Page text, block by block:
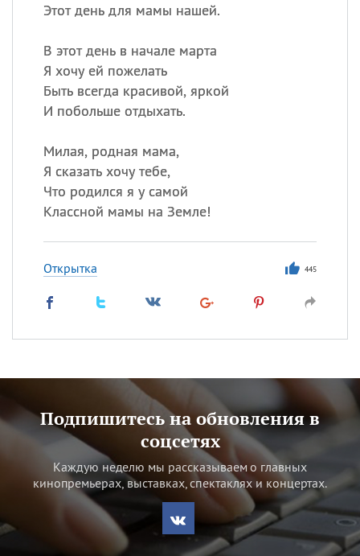
Этот день для мамы нашей.
В этот день в начале марта
Я хочу ей пожелать
Быть всегда красивой, яркой
И побольше отдыхать.
Милая, родная мама,
Я сказать хочу тебе,
Что родился я у самой
Классной мамы на Земле!
Открытка 445
Подпишитесь на обновления в
соцсетях
Каждую неделю мы рассказываем о главных
кинопремьерах, выставках, спектаклях и концертах.